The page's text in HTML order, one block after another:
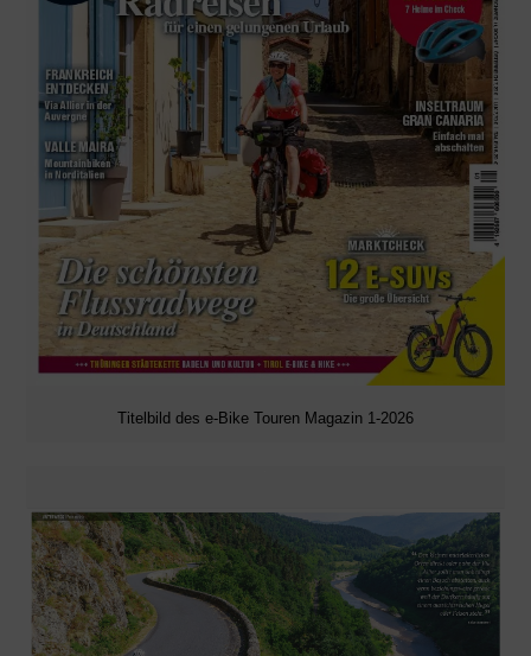
Titelbild des e-Bike Touren Magazin 1-2026